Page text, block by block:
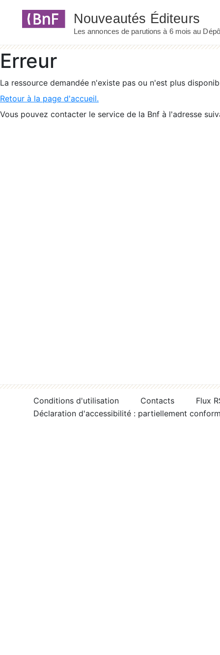
Erreur
La ressource demandée n'existe pas ou n'est plus
Retour à la page d'accueil.
Vous pouvez contacter le service de la Bnf à l'adresse
Conditions d'utilisation Contacts
Flux
Déclaration d'accessibilité : partiellement